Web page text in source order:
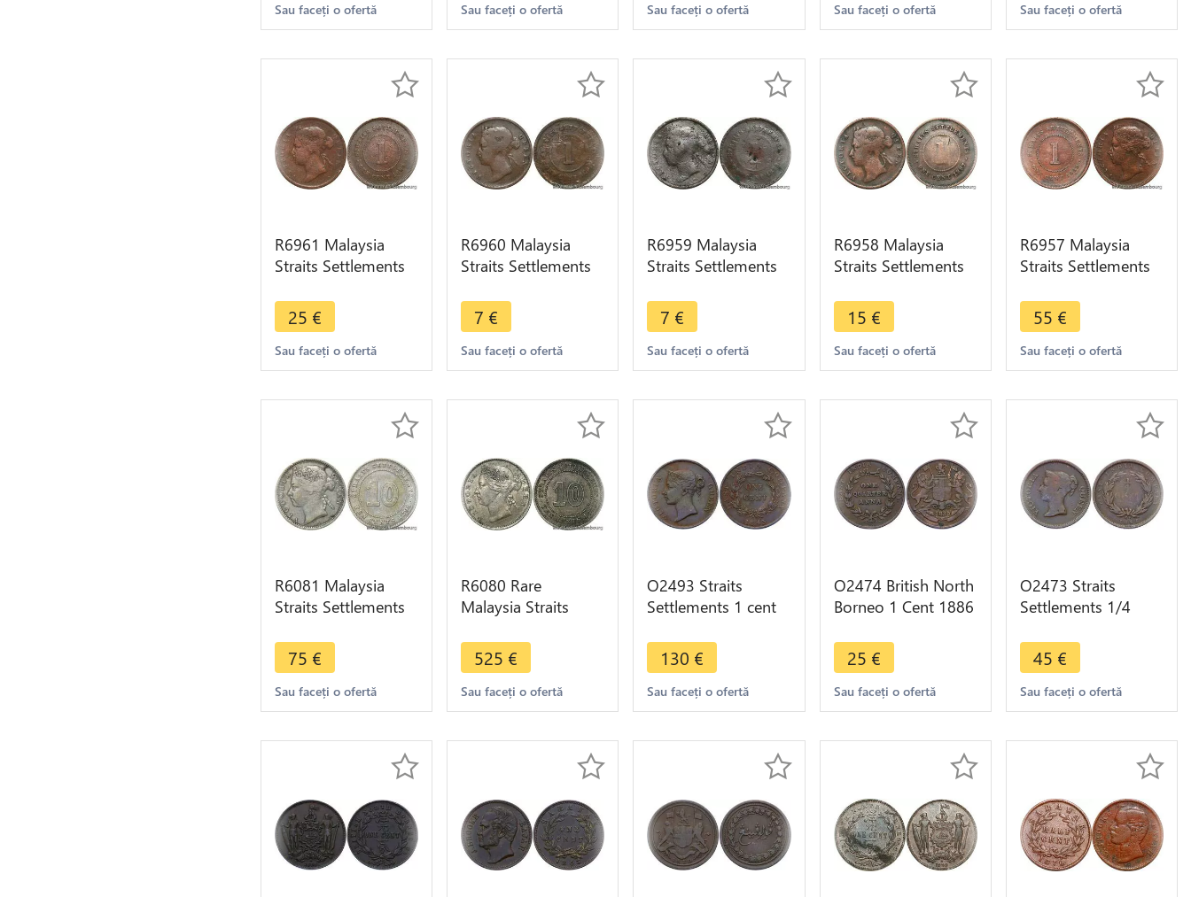
Sau faceți o ofertă Sau faceți o ofertă Sau faceți o ofertă Sau faceți o ofertă Sau faceți o ofertă
R6961 Malaysia
Straits Settlements
1889 -> Make offer
25 €
Sau faceți o ofertă
R6960 Malaysia
Straits Settlements
1897 -> Make offer
7 €
Sau faceți o ofertă
R6959 Malaysia
Straits Settlements
1879 -> Make offer
7 €
Sau faceți o ofertă
R6958 Malaysia
Straits Settlements
1897 -> Make offer
15 €
Sau faceți o ofertă
R6957 Malaysia
Straits Settlements
1889 -> Make offer
55 €
Sau faceți o ofertă
R6081 Malaysia
Straits Settlements
1890 H Heaton
Silver
75 €
Sau faceți o ofertă
R6080 Rare
Malaysia Straits
Cents Victoria 1877
Silver 180k AU
525 €
Sau faceți o ofertă
O2493 Straits
Settlements 1 cent
>Make offer
130 €
Sau faceți o ofertă
O2474 British North
Borneo 1 Cent 1886
25 €
Sau faceți o ofertă
O2473 Straits
Settlements 1/4
>Make offer
45 €
Sau faceți o ofertă